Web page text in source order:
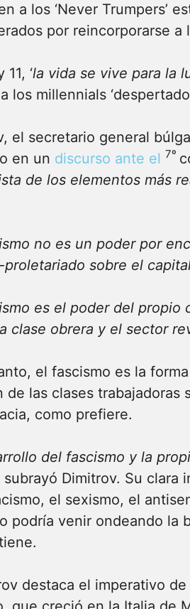
a los ‘Never Trumpers’
por reincorporarse a
‘la vida se vive para la
los millennials
el secretario general
en un discurso ante el 7º
de los elementos más
no es un poder por
sobre el
es el poder del propio
clase obrera y el sector
el fascismo es la
de las clases
como prefiere.
del fascismo y la
subrayó Dimitrov. Su
el sexismo, el
podría venir ondeando la
destaca el imperativo